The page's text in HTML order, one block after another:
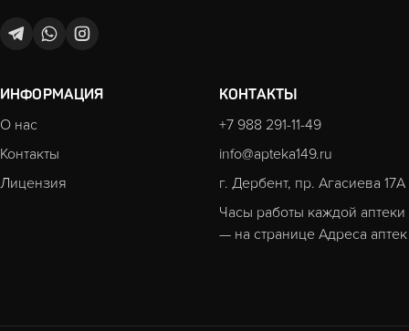
ИНФОРМАЦИЯ
О нас
Контакты
Лицензия
КОНТАКТЫ
+7 988 291-11-49
info@apteka149.ru
г. Дербент, пр. Агасиева 17А
Часы работы каждой аптеки
— на странице Адреса аптек